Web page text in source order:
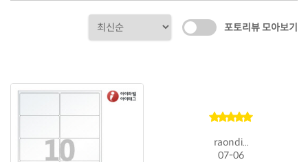
포토리뷰 모아보기
raondi...
07-06